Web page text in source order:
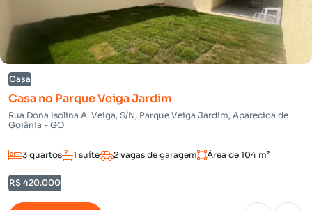
Casa
Casa no Parque Veiga Jardim
Rua Dona Isolina A. Veiga, S/N, Parque Veiga Jardim, Aparecida de
Goiânia - GO
3 quartos 1 suíte 2 vagas de garagem Área de 104 m²
R$ 420.000